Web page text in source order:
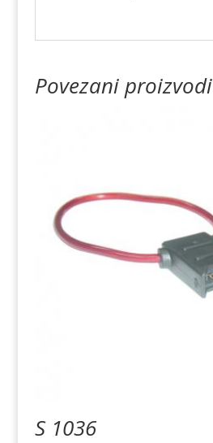
Povezani proizvodi
S 1036